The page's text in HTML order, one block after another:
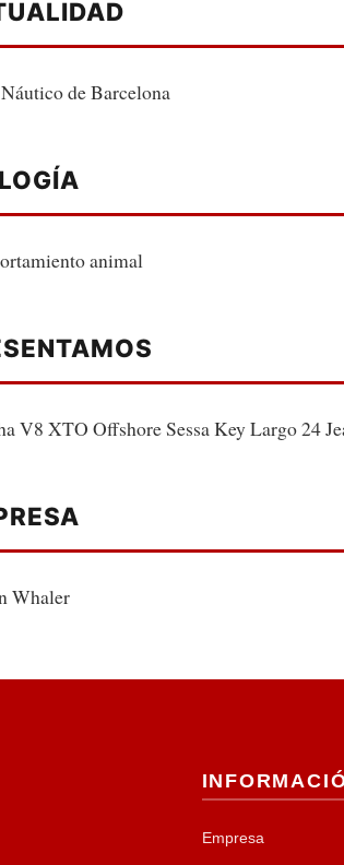
de Barcelona
animal
V8 XTO Offshore Sessa Key Largo 24
Whaler
Empresa